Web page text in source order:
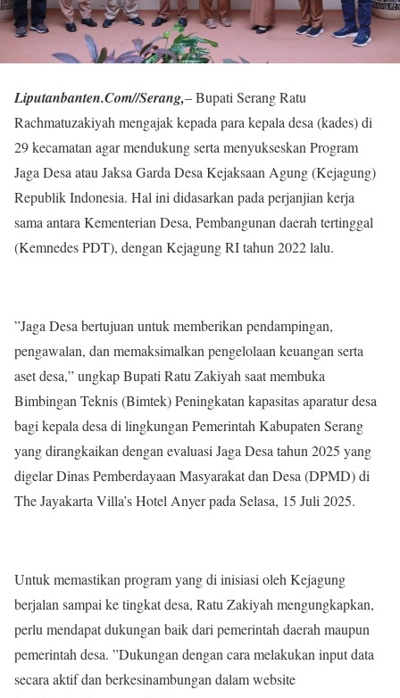
Liputanbanten.Com//Serang,– Bupati Serang Ratu
Rachmatuzakiyah mengajak kepada para kepala desa (kades) di
29 kecamatan agar mendukung serta menyukseskan Program
Jaga Desa atau Jaksa Garda Desa Kejaksaan Agung (Kejagung)
Republik Indonesia. Hal ini didasarkan pada perjanjian kerja
sama antara Kementerian Desa, Pembangunan daerah tertinggal
(Kemnedes PDT), dengan Kejagung RI tahun 2022 lalu.
”Jaga Desa bertujuan untuk memberikan pendampingan,
pengawalan, dan memaksimalkan pengelolaan keuangan serta
aset desa,” ungkap Bupati Ratu Zakiyah saat membuka
Bimbingan Teknis (Bimtek) Peningkatan kapasitas aparatur desa
bagi kepala desa di lingkungan Pemerintah Kabupaten Serang
yang dirangkaikan dengan evaluasi Jaga Desa tahun 2025 yang
digelar Dinas Pemberdayaan Masyarakat dan Desa (DPMD) di
The Jayakarta Villa’s Hotel Anyer pada Selasa, 15 Juli 2025.
Untuk memastikan program yang di inisiasi oleh Kejagung
berjalan sampai ke tingkat desa, Ratu Zakiyah mengungkapkan,
perlu mendapat dukungan baik dari pemerintah daerah maupun
pemerintah desa. ”Dukungan dengan cara melakukan input data
secara aktif dan berkesinambungan dalam website